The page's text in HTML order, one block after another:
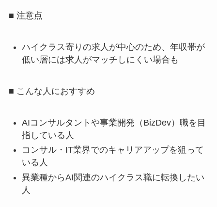
■ 注意点
ハイクラス寄りの求人が中心のため、年収帯が
低い層には求人がマッチしにくい場合も
■ こんな人におすすめ
AIコンサルタントや事業開発（BizDev）職を目
指している人
コンサル・IT業界でのキャリアアップを狙って
いる人
異業種からAI関連のハイクラス職に転換したい
人